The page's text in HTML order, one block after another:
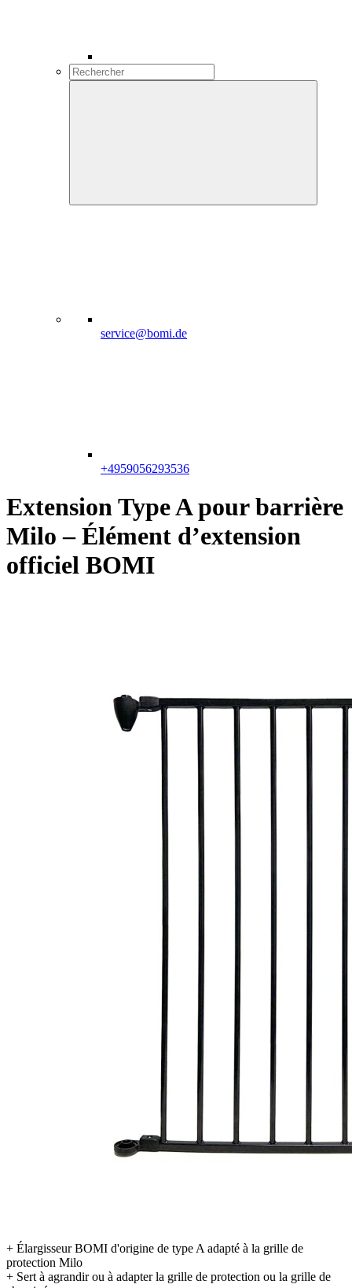
service@bomi.de
+4959056293536
Extension Type A pour barrière
Milo – Élément d’extension
officiel BOMI
+ Élargisseur BOMI d'origine de type A adapté à la grille de
protection Milo
+ Sert à agrandir ou à adapter la grille de protection ou la grille de